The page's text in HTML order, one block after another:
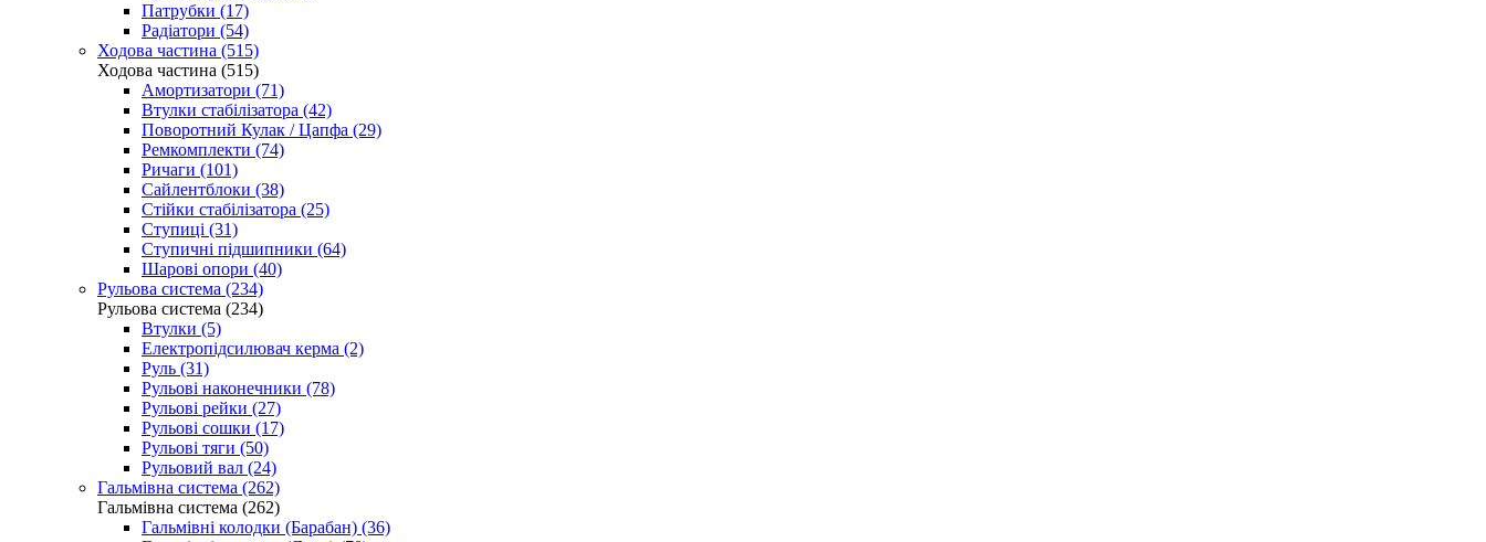
Патрубки (17)
Радіатори (54)
Ходова частина (515)
Ходова частина (515)
Амортизатори (71)
Втулки стабілізатора (42)
Поворотний Кулак / Цапфа (29)
Ремкомплекти (74)
Ричаги (101)
Сайлентблоки (38)
Стійки стабілізатора (25)
Ступиці (31)
Ступичні підшипники (64)
Шарові опори (40)
Рульова система (234)
Рульова система (234)
Втулки (5)
Електропідсилювач керма (2)
Руль (31)
Рульові наконечники (78)
Рульові рейки (27)
Рульові сошки (17)
Рульові тяги (50)
Рульовий вал (24)
Гальмівна система (262)
Гальмівна система (262)
Гальмівні колодки (Барабан) (36)